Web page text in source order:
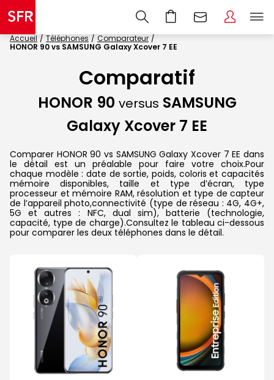
Accueil Téléphones
Comparateur
HONOR 90 vs SAMSUNG Galaxy Xcover 7 EE
Comparatif
HONOR 90 versus SAMSUNG
Galaxy Xcover 7 EE
Comparer HONOR 90 vs SAMSUNG Galaxy Xcover 7 EE dans
le détail est un préalable pour faire votre choix.Pour
chaque modèle : date de sortie, poids, coloris et capacités
mémoire disponibles, taille et type d’écran, type
processeur et mémoire RAM, résolution et type de capteur
de l’appareil photo,connectivité (type de réseau : 4G, 4G+,
5G et autres : NFC, dual sim), batterie (technologie,
capacité, type de charge).Consultez le tableau ci-dessous
pour comparer les deux téléphones dans le détail.